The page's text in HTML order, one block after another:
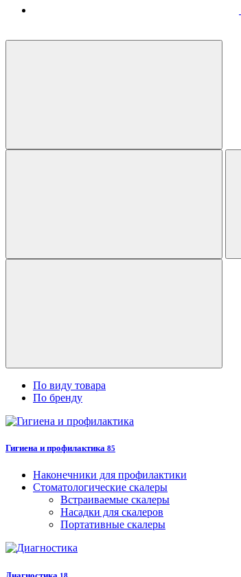
По виду товара
По бренду
Гигиена и профилактика 85
Наконечники для профилактики
Стоматологические скалеры
Встраиваемые скалеры
Насадки для скалеров
Портативные скалеры
18